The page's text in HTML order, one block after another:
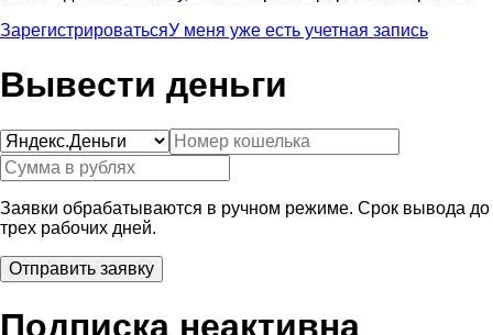
ЗарегистрироватьсяУ меня уже есть учетная запись
Вывести деньги
Заявки обрабатываются в ручном режиме. Срок вывода до
трех рабочих дней.
Подписка неактивна